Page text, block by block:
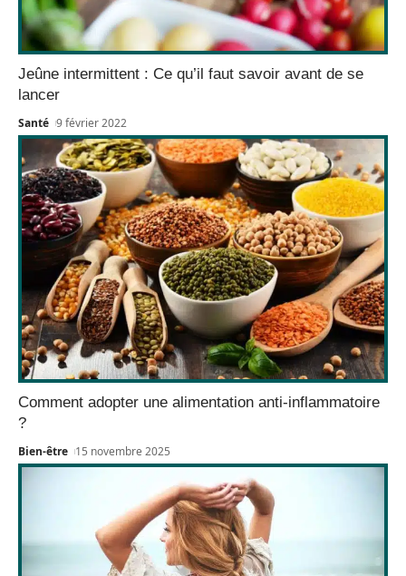
Jeûne intermittent : Ce qu’il faut savoir avant de se
lancer
Santé 9 février 2022
Comment adopter une alimentation anti-inflammatoire
?
Bien-être 15 novembre 2025